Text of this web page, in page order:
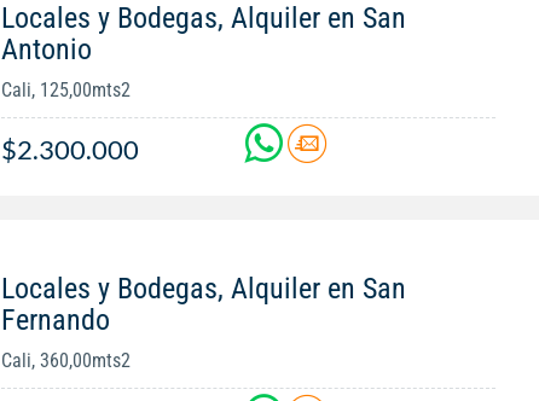
Locales y Bodegas, Alquiler en San
Antonio
Cali, 125,00mts2
$2.300.000
Locales y Bodegas, Alquiler en San
Fernando
Cali, 360,00mts2